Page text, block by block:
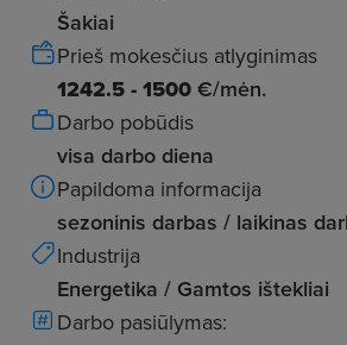
Šakiai
Prieš mokesčius atlyginimas
1242.5 - 1500 €/mėn.
Darbo pobūdis
visa darbo diena
Papildoma informacija
sezoninis darbas / laikinas
Industrija
Energetika / Gamtos ištekliai
Darbo pasiūlymas: